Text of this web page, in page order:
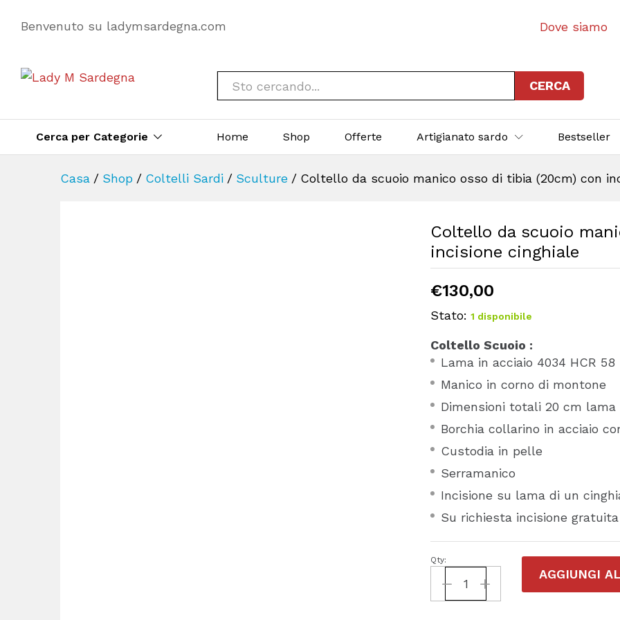
Benvenuto su ladymsardegna.com Dove siamo
Tutto CERCA
Cerca per Categorie Home Shop Offerte Artigianato sardo Bestseller
Casa / Shop / Coltelli Sardi / Sculture / Coltello da scuoio manico osso di tibia (20cm) con
Coltello da scuoio
incisione cinghiale
€130,00
Stato: 1 disponibile
Coltello Scuoio :
Lama in acciaio 4034 HCR 58
Manico in corno di montone
Dimensioni totali 20 cm lama
Borchia collarino in acciaio
Custodia in pelle
Serramanico
Incisione su lama di un
Su richiesta incisione
Coltello
da
scuoio
Qty:
AGGIUNGI